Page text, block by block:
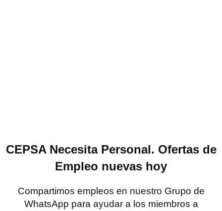
CEPSA Necesita Personal. Ofertas de
Empleo nuevas hoy
Compartimos empleos en nuestro Grupo de
WhatsApp para ayudar a los miembros a